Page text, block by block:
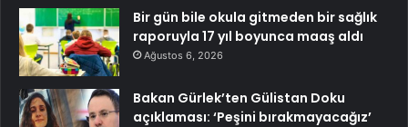
Bir gün bile okula gitmeden bir sağlık
raporuyla 17 yıl boyunca maaş aldı
Ağustos 6, 2026
Bakan Gürlek’ten Gülistan Doku
açıklaması: ‘Peşini bırakmayacağız’